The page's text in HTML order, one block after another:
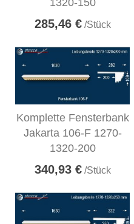
1320-150
285,46 €/Stück
Komplette Fensterbank
Jakarta 106-F 1270-
1320-200
340,93 €/Stück